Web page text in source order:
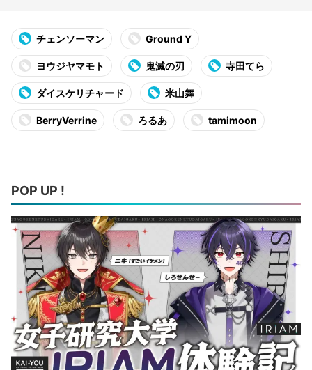
チェンソーマン Ground Y
ヨウジヤマモト 鬼滅の刃 寺田てら
ダイスケリチャード 米山舞
BerryVerrine ろるあ tamimoon
POP UP !